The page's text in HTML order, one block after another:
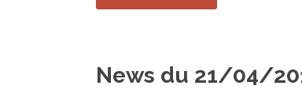
News du 21/04/